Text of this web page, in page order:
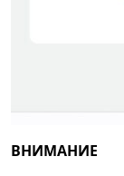
ВНИМАНИЕ